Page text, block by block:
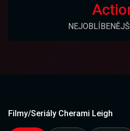
Filmy/Seriály Cherami Leigh